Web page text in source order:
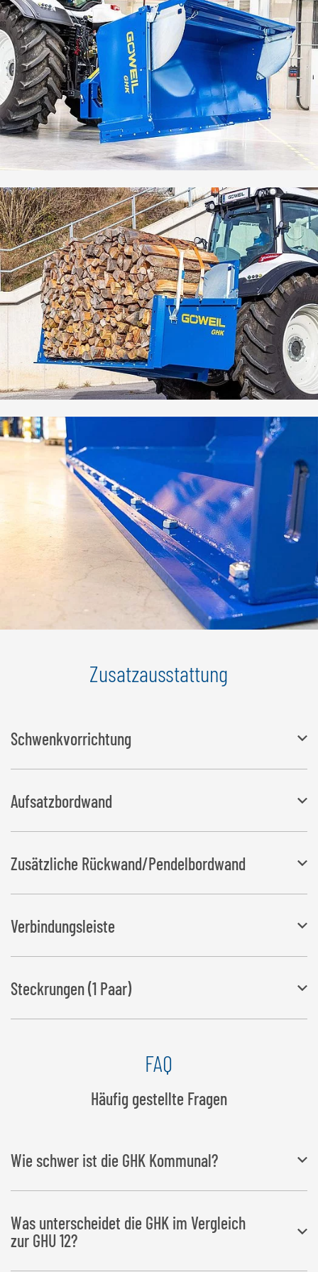
Zusatzausstattung
Schwenkvorrichtung
Einfache Montage, kann einfach und werkzeuglos angebracht oder
abgenommen werden, erhöht die Stirnwand um 450 mm, kann
weiterhin als Muldenverlängerung verwendet werden
Aufsatzbordwand
Bestehend aus 2 Seitenteilen, Stirnwand und einer Halterung für die
Bordwand, zusätzliche Höhe von 350 mm
Zusätzliche Rückwand/Pendelbordwand
Schaufelbreite: 2.200 mm, 2.500 mm
Verbindungsleiste
zum Verbinden der zusätzlichen Rückwand mit Standardrückwand
Steckrungen (1 Paar)
einfache Montage (können werkzeuglos aufgesteckt oder
FAQ
Häufig gestellte Fragen
Wie schwer ist die GHK Kommunal?
Das Gewicht der GHK Kommunal Hochkippschaufel hängt von der
Größe ab:
GHK/2200
Schaufelbreite: 2.200 mm
Was unterscheidet die GHK im Vergleich
zur GHU 12?